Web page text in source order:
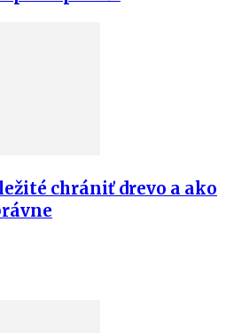
chrániť drevo a ako